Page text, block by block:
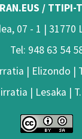
/ TTIPI-
07 - 1 | 31770
Tel: 948 63 54
| Elizondo |
| Lesaka |